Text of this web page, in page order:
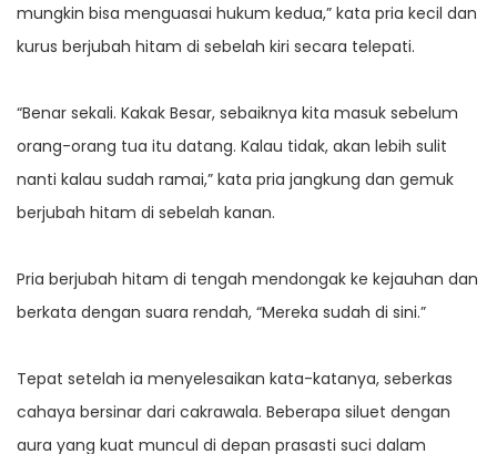
mungkin bisa menguasai hukum kedua,” kata pria kecil dan
kurus berjubah hitam di sebelah kiri secara telepati.
“Benar sekali. Kakak Besar, sebaiknya kita masuk sebelum
orang-orang tua itu datang. Kalau tidak, akan lebih sulit
nanti kalau sudah ramai,” kata pria jangkung dan gemuk
berjubah hitam di sebelah kanan.
Pria berjubah hitam di tengah mendongak ke kejauhan dan
berkata dengan suara rendah, “Mereka sudah di sini.”
Tepat setelah ia menyelesaikan kata-katanya, seberkas
cahaya bersinar dari cakrawala. Beberapa siluet dengan
aura yang kuat muncul di depan prasasti suci dalam